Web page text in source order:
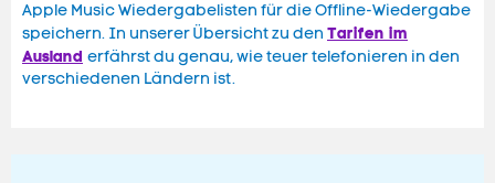
Apple Music Wiedergabelisten für die Offline-Wiedergabe
speichern. In unserer Übersicht zu den Tarifen im
Ausland erfährst du genau, wie teuer telefonieren in den
verschiedenen Ländern ist.